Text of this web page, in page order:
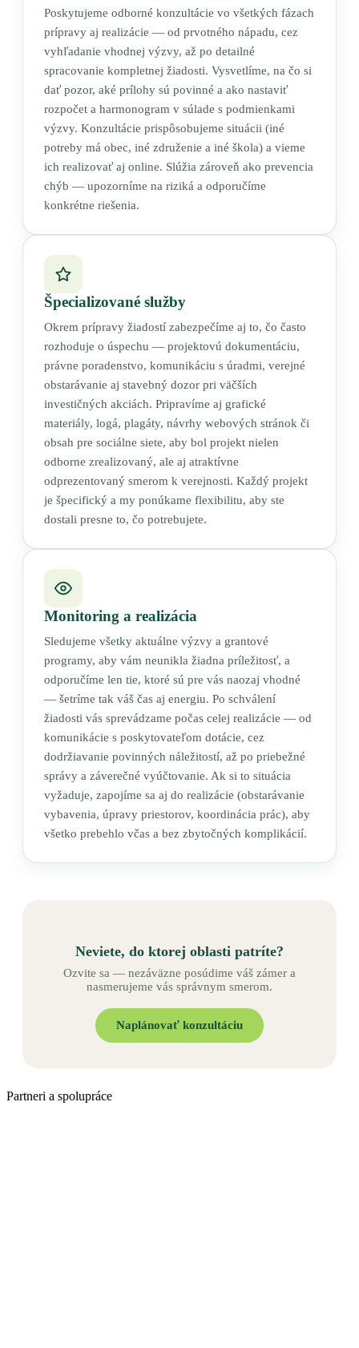
Poskytujeme odborné konzultácie vo všetkých fázach
prípravy aj realizácie — od prvotného nápadu, cez
vyhľadanie vhodnej výzvy, až po detailné
spracovanie kompletnej žiadosti. Vysvetlíme, na čo si
dať pozor, aké prílohy sú povinné a ako nastaviť
rozpočet a harmonogram v súlade s podmienkami
výzvy. Konzultácie prispôsobujeme situácii (iné
potreby má obec, iné združenie a iné škola) a vieme
ich realizovať aj online. Slúžia zároveň ako prevencia
chýb — upozorníme na riziká a odporučíme
konkrétne riešenia.
Špecializované služby
Okrem prípravy žiadostí zabezpečíme aj to, čo často
rozhoduje o úspechu — projektovú dokumentáciu,
právne poradenstvo, komunikáciu s úradmi, verejné
obstarávanie aj stavebný dozor pri väčších
investičných akciách. Pripravíme aj grafické
materiály, logá, plagáty, návrhy webových stránok či
obsah pre sociálne siete, aby bol projekt nielen
odborne zrealizovaný, ale aj atraktívne
odprezentovaný smerom k verejnosti. Každý projekt
je špecifický a my ponúkame flexibilitu, aby ste
dostali presne to, čo potrebujete.
Monitoring a realizácia
Sledujeme všetky aktuálne výzvy a grantové
programy, aby vám neunikla žiadna príležitosť, a
odporučíme len tie, ktoré sú pre vás naozaj vhodné
— šetríme tak váš čas aj energiu. Po schválení
žiadosti vás sprevádzame počas celej realizácie — od
komunikácie s poskytovateľom dotácie, cez
dodržiavanie povinných náležitostí, až po priebežné
správy a záverečné vyúčtovanie. Ak si to situácia
vyžaduje, zapojíme sa aj do realizácie (obstarávanie
vybavenia, úpravy priestorov, koordinácia prác), aby
všetko prebehlo včas a bez zbytočných komplikácií.
Neviete, do ktorej oblasti patríte?
Ozvite sa — nezáväzne posúdime váš zámer a
nasmerujeme vás správnym smerom.
Naplánovať konzultáciu
Partneri a spolupráce